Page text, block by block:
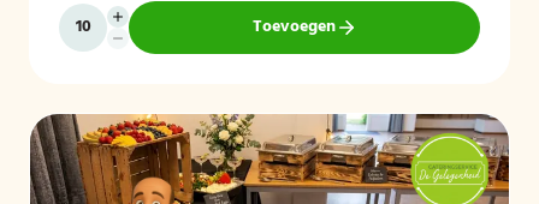
Toevoegen